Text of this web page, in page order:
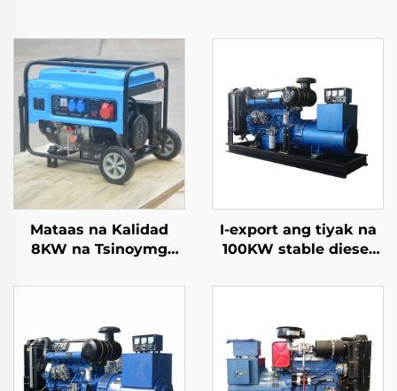
Mataas na Kalidad
8KW na Tsinoymg
6500 Rated Power
Output inside
Structure Engine for
Sale
I-export ang tiyak na
100KW stable diesel
pagbuo ng kuryente